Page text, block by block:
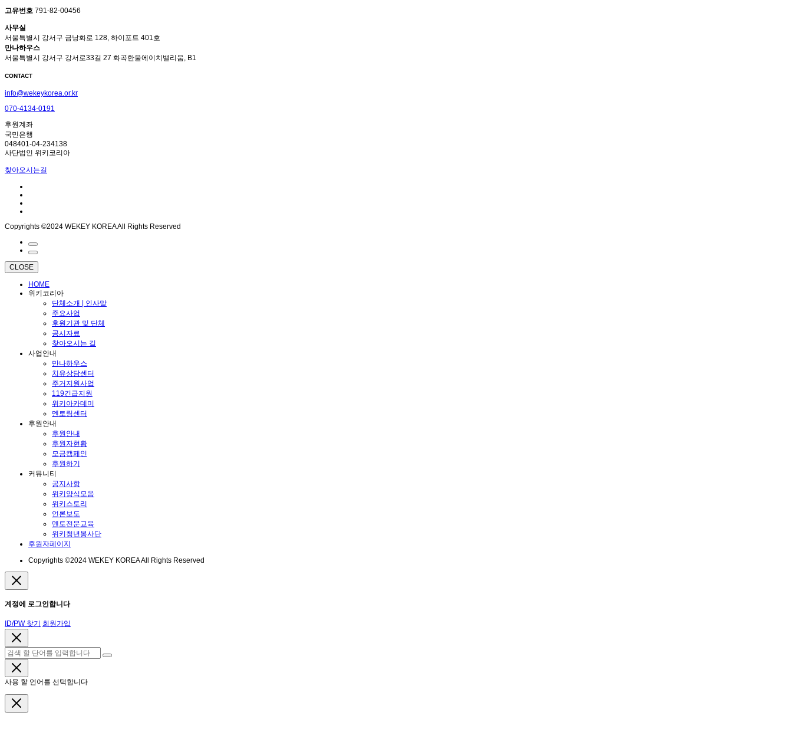
고유번호 791-82-00456
사무실
서울특별시 강서구 금낭화로 128, 하이포트 401호
만나하우스
서울특별시 강서구 강서로33길 27 화곡한울에이치밸리움, B1
CONTACT
info@wekeykorea.or.kr
070-4134-0191
후원계좌
국민은행
048401-04-234138
사단법인 위키코리아
찾아오시는길
Copyrights ©2024 WEKEY KOREA All Rights Reserved
CLOSE
HOME
위키코리아
단체소개 | 인사말
주요사업
후원기관 및 단체
공시자료
찾아오시는 길
사업안내
만나하우스
치유상담센터
주거지원사업
119긴급지원
위키아카데미
멘토링센터
후원안내
후원안내
후원자현황
모금캠페인
후원하기
커뮤니티
공지사항
위키양식모음
위키스토리
언론보도
멘토전문교육
위키청년봉사단
후원자페이지
Copyrights ©2024 WEKEY KOREA All Rights Reserved
계정에 로그인합니다
ID/PW 찾기 회원가입
사용 할 언어를 선택합니다